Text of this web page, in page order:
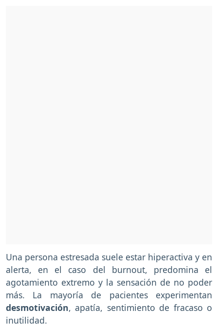
Una persona estresada suele estar hiperactiva y en
alerta, en el caso del burnout, predomina el
agotamiento extremo y la sensación de no poder
más. La mayoría de pacientes experimentan
desmotivación, apatía, sentimiento de fracaso o
inutilidad.